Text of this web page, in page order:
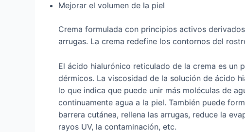
Mejorar el volumen de la piel
Crema formulada con principios activos
arrugas. La crema redefine los contornos del
El ácido hialurónico reticulado de la crema es un
dérmicos. La viscosidad de la solución de ácido
lo que indica que puede unir más moléculas de
continuamente agua a la piel. También puede
barrera cutánea, rellena las arrugas, reduce la
rayos UV, la contaminación, etc.